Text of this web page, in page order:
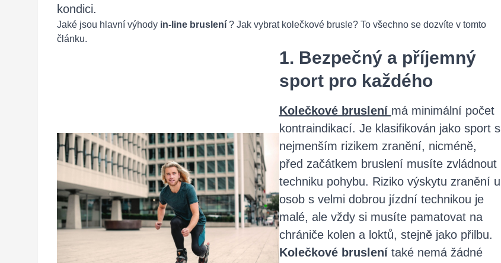
kondici.
Jaké jsou hlavní výhody in-line bruslení ? Jak vybrat kolečkové brusle? To všechno se dozvíte v tomto
článku.
1. Bezpečný a příjemný
sport pro každého
Kolečkové bruslení má minimální počet
kontraindikací. Je klasifikován jako sport s
nejmenším rizikem zranění, nicméně,
před začátkem bruslení musíte zvládnout
techniku pohybu. Riziko výskytu zranění u
osob s velmi dobrou jízdní technikou je
malé, ale vždy si musíte pamatovat na
chrániče kolen a loktů, stejně jako přilbu.
Kolečkové bruslení také nemá žádné